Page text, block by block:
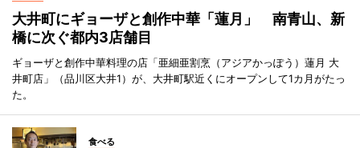
大井町にギョーザと創作中華「蓮月」 南青山、新
橋に次ぐ都内3店舗目
ギョーザと創作中華料理の店「亜細亜割烹（アジアかっぽう）蓮月 大
井町店」（品川区大井1）が、大井町駅近くにオープンして1カ月がたっ
た。
食べる